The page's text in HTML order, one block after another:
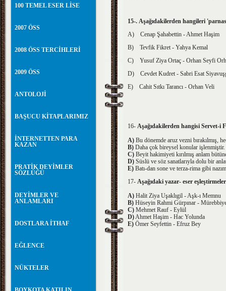
100 TEMEL ESER LİSE
2007 ÖSS
2008 ÖSS TERCİHLERİ
2009 ÖSS
ANTOLOJİ
BAŞUCU KİTAPLARIMIZ
İNTERNETTEN PARA
KAZAN
PRATİK DEYİMLER
SÖZLÜĞÜ
DEYİMLER VE
ANLAMLARI
DOSTLARA İTHAF
EĞLENCE
NÜKTELER
15-. Aşağıdakilerden hangileri
A) Cenap Şahabettin - Ahmet Haşim
B) Tevfik Fikret - Yahya Kemal
C) Yusuf Ziya Ortaç - Orhan Seyfi
D) Cevdet Kudret - Sabri Esat
E) Cahit Sıtkı Tarancı - Orhan Veli
16- Aşağıdakilerden hangisi Servet-i
A) Bu dönemde aruz vezni bırakılmış,
B) Daha çok bireysel konular işlenmiştir.
C) Beyit hakimiyeti kırılmış anlam
D) Süslü ve söz sanatlarıyla dolu bir
E) Batı-dan sone ve terza-rima gibi
17- Aşağıdaki yazar- eser
A) Halit Ziya Uşaklıgil - Aşk-ı Memnu
B) Hüseyin Rahmi Gürpınar -
C) Mehmet Rauf - Eylül
D)Ahmet Haşim - Hac Yolunda
E) Ömer Seyfettin - Efruz Bey